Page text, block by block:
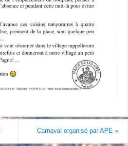
Carnaval organisé par APE»